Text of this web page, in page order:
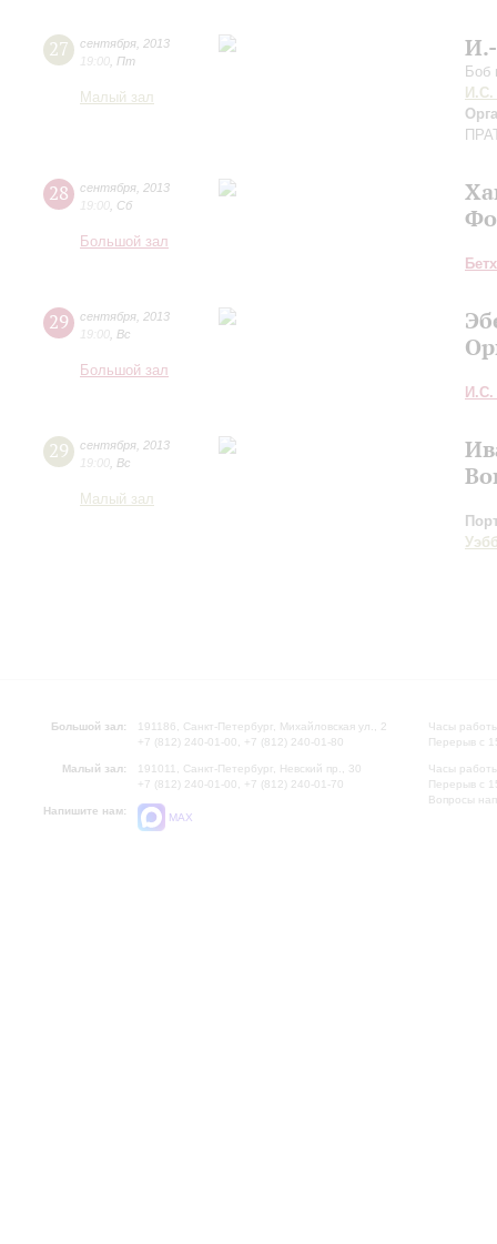
27 сентября 2013
19:00 Пт
Малый зал
Боб
И.С.
28 сентября 2013
19:00 Сб
Большой зал
29 сентября 2013
19:00 Вс
Большой зал
И.С.
29 сентября 2013
19:00 Вс
Малый зал
Большой зал:
191186, Санкт-Петербург, Михайловская ул., 2
+7 (812) 240-01-00, +7 (812) 240-01-80
Малый зал:
191011, Санкт-Петербург, Невский пр., 30
+7 (812) 240-01-00, +7 (812) 240-01-70
Напишите нам:
MAX
Часы
Перерыв с
Часы
Перерыв с
Вопросы